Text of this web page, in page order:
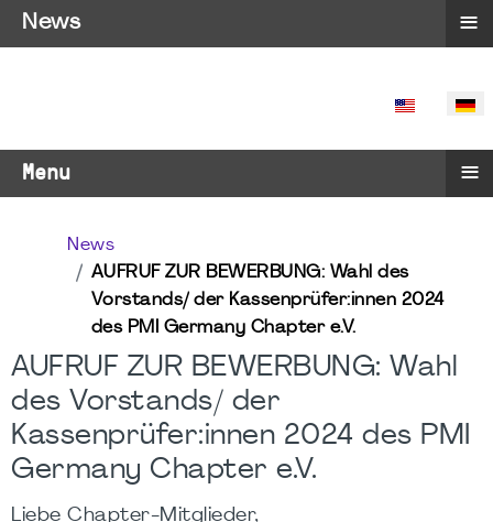
SPRACHE
Menu ≡
News
AUFRUF ZUR BEWERBUNG: Wahl des
Vorstands/ der Kassenprüfer:innen 2024
des PMI Germany Chapter e.V.
AUFRUF ZUR BEWERBUNG: Wahl
des Vorstands/ der
Kassenprüfer:innen 2024 des PMI
Germany Chapter e.V.
Liebe Chapter-Mitglieder,
News ≡